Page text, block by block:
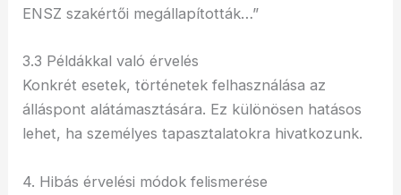
ENSZ szakértői megállapították…”
3.3 Példákkal való érvelés
Konkrét esetek, történetek felhasználása az
álláspont alátámasztására. Ez különösen hatásos
lehet, ha személyes tapasztalatokra hivatkozunk.
4. Hibás érvelési módok felismerése